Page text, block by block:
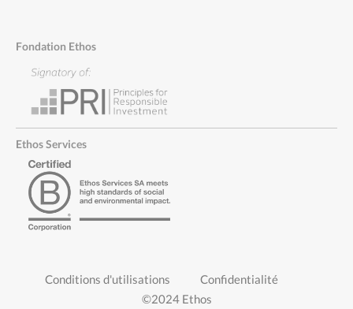
Fondation Ethos
Ethos Services
PIED
Conditions d'utilisations
Confidentialité
©2024 Ethos